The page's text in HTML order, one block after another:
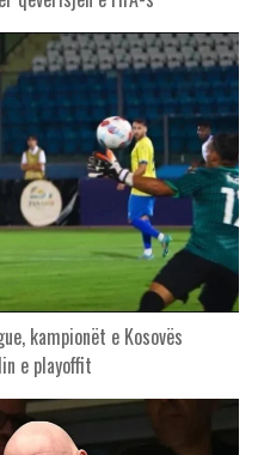
kampionët e Kosovës
e playoffit